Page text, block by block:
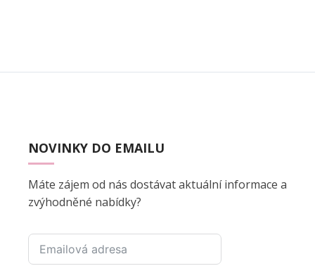
NOVINKY DO EMAILU
Máte zájem od nás dostávat aktuální informace a
zvýhodněné nabídky?